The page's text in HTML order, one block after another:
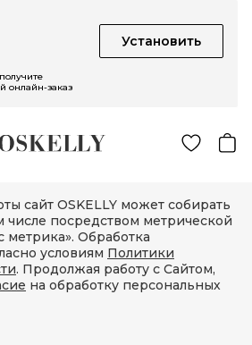
Установить
онлайн-заказ
сайт OSKELLY может собирать
числе посредством метрической
Обработка
условиям Политики
. Продолжая работу с Сайтом,
на обработку персональных